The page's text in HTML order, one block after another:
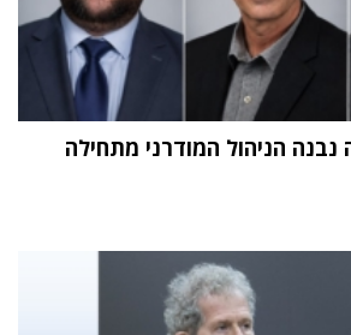
הניהול המודרני מתחילה